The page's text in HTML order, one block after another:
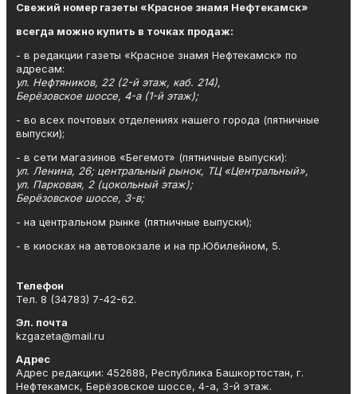
Свежий номер газеты «Красное знамя Нефтекамск»
всегда можно купить в точках продаж:
- в редакции газеты «Красное знамя Нефтекамск» по
адресам:
ул. Нефтяников, 22 (2-й этаж, каб. 214),
Берёзовское шоссе, 4-а (1-й этаж);
- во всех почтовых отделениях нашего города (пятничные
выпуски);
- в сети магазинов «Бегемот» (пятничные выпуски):
ул. Ленина, 26; центральный рынок, ТЦ «Центральный»,
ул. Парковая, 2 (цокольный этаж);
Берёзовское шоссе, 3-в;
- на центральном рынке (пятничные выпуски);
- в киосках на автовокзале и на пр.Юбилейном, 5.
Телефон
Тел. 8 (34783) 7-42-62.
Эл. почта
kzgazeta@mail.ru
Адрес
Адрес редакции: 452688, Республика Башкортостан, г.
Нефтекамск, Берёзовское шоссе, 4-а, 3-й этаж.